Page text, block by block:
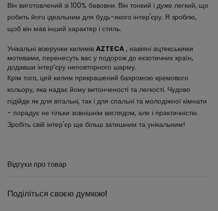
Він виготовлений зі 100% бавовни. Він тонкий і дуже легкий, що
робить його ідеальним для будь-якого інтер'єру. Я зроблю,
щоб він мав інший характер і стиль.
Унікальні візерунки килимів AZTECA , навіяні ацтекськими
мотивами, перенесуть вас у подорож до екзотичних країн,
додавши інтер’єру неповторного шарму.
Крім того, цей килим прикрашений бахромою кремового
кольору, яка надає йому витонченості та легкості. Чудово
підійде як для вітальні, так і для спальні та молодіжної кімнати
- порадує не тільки зовнішнім виглядом, але і практичністю.
Зробіть свій інтер'єр ще більш затишним та унікальним!
Відгуки про товар
Поділіться своєю думкою!